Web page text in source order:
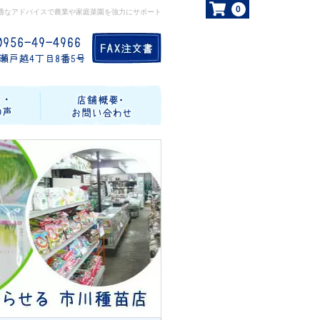
アドバイスで農業や家庭菜園を強力にサポート 0